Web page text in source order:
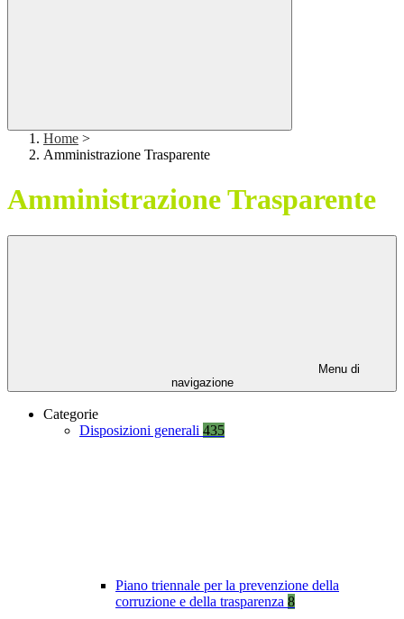
Home >
Amministrazione Trasparente
Amministrazione Trasparente
Menu di
navigazione
Categorie
Disposizioni generali 435
Piano triennale per la prevenzione della
corruzione e della trasparenza 8